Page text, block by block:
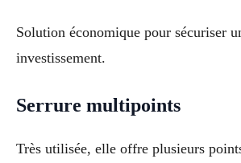
Solution économique pour sécuriser
investissement.
Serrure multipoints
Très utilisée, elle offre plusieurs